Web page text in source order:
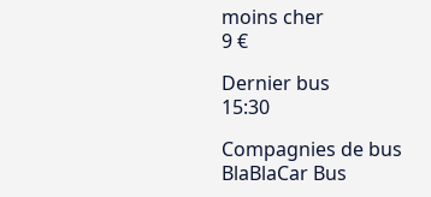
moins cher
9 €
Dernier bus
15:30
Compagnies de bus
BlaBlaCar Bus